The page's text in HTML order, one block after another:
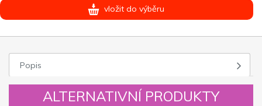
vložit do výběru
Popis
ALTERNATIVNÍ PRODUKTY